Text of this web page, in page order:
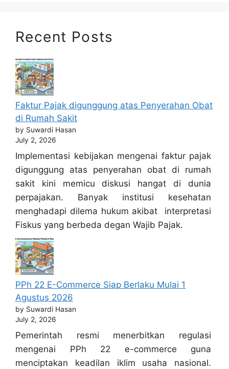
Recent Posts
Faktur Pajak digunggung atas Penyerahan Obat
di Rumah Sakit
by Suwardi Hasan
July 2, 2026
Implementasi kebijakan mengenai faktur pajak
digunggung atas penyerahan obat di rumah
sakit kini memicu diskusi hangat di dunia
perpajakan. Banyak institusi kesehatan
menghadapi dilema hukum akibat interpretasi
Fiskus yang berbeda degan Wajib Pajak.
PPh 22 E-Commerce Siap Berlaku Mulai 1
Agustus 2026
by Suwardi Hasan
July 2, 2026
Pemerintah resmi menerbitkan regulasi
mengenai PPh 22 e-commerce guna
menciptakan keadilan iklim usaha nasional.